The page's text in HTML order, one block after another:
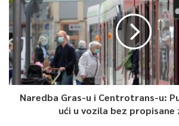
Naredba Gras-u i Centrotrans-u:
ući u vozila bez